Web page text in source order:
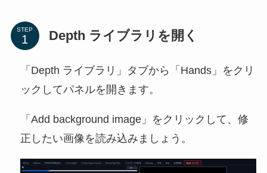
STEP Depth ライブラリを開く
「Depth ライブラリ」タブから「Hands」をクリ
ックしてパネルを開きます。
「Add background image」をクリックして、修
正したい画像を読み込みましょう。